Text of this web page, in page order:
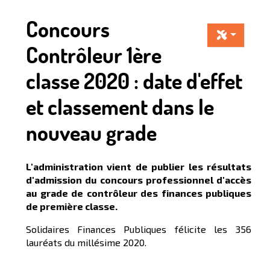
Concours
Contrôleur 1ère
classe 2020 : date d'effet
et classement dans le
nouveau grade
L'administration vient de publier les résultats
d'admission du concours professionnel d'accès
au grade de contrôleur des finances publiques
de première classe.
Solidaires Finances Publiques félicite les 356
lauréats du millésime 2020.